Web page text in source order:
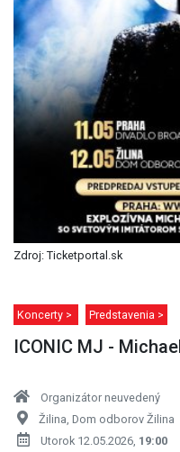
Zdroj: Ticketportal.sk
Koncerty > Predstavenia >
ICONIC MJ -
Organizátor neuvedený
Žilina, Dom odborov Žilina
Utorok 12.05.2026, 19:00